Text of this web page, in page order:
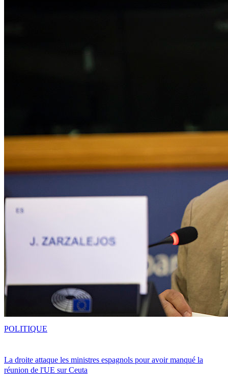
La droite attaque les ministres espagnols pour avoir manqué la
réunion de l'UE sur Ceuta
POLITIQUE